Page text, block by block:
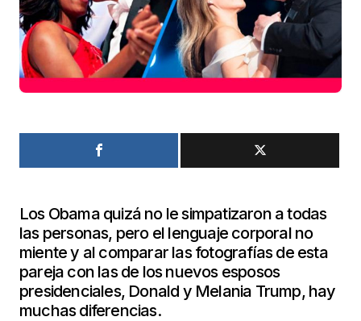
Los Obama quizá no le simpatizaron a todas
las personas, pero el lenguaje corporal no
miente y al comparar las fotografías de esta
pareja con las de los nuevos esposos
presidenciales, Donald y Melania Trump, hay
muchas diferencias.